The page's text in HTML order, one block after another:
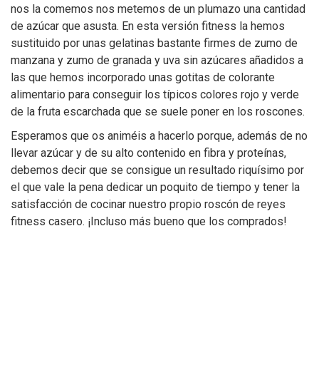
nos la comemos nos metemos de un plumazo una cantidad
de azúcar que asusta. En esta versión fitness la hemos
sustituido por unas gelatinas bastante firmes de zumo de
manzana y zumo de granada y uva sin azúcares añadidos a
las que hemos incorporado unas gotitas de colorante
alimentario para conseguir los típicos colores rojo y verde
de la fruta escarchada que se suele poner en los roscones.
Esperamos que os animéis a hacerlo porque, además de no
llevar azúcar y de su alto contenido en fibra y proteínas,
debemos decir que se consigue un resultado riquísimo por
el que vale la pena dedicar un poquito de tiempo y tener la
satisfacción de cocinar nuestro propio roscón de reyes
fitness casero. ¡Incluso más bueno que los comprados!